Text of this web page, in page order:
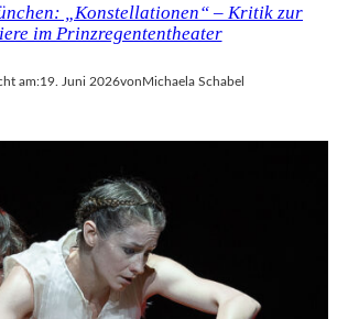
„Konstellationen“ – Kritik zur
im Prinzregententheater
am:19. Juni 2026vonMichaela Schabel